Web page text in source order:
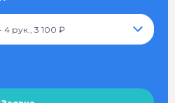
4 рук., 3 100 ₽